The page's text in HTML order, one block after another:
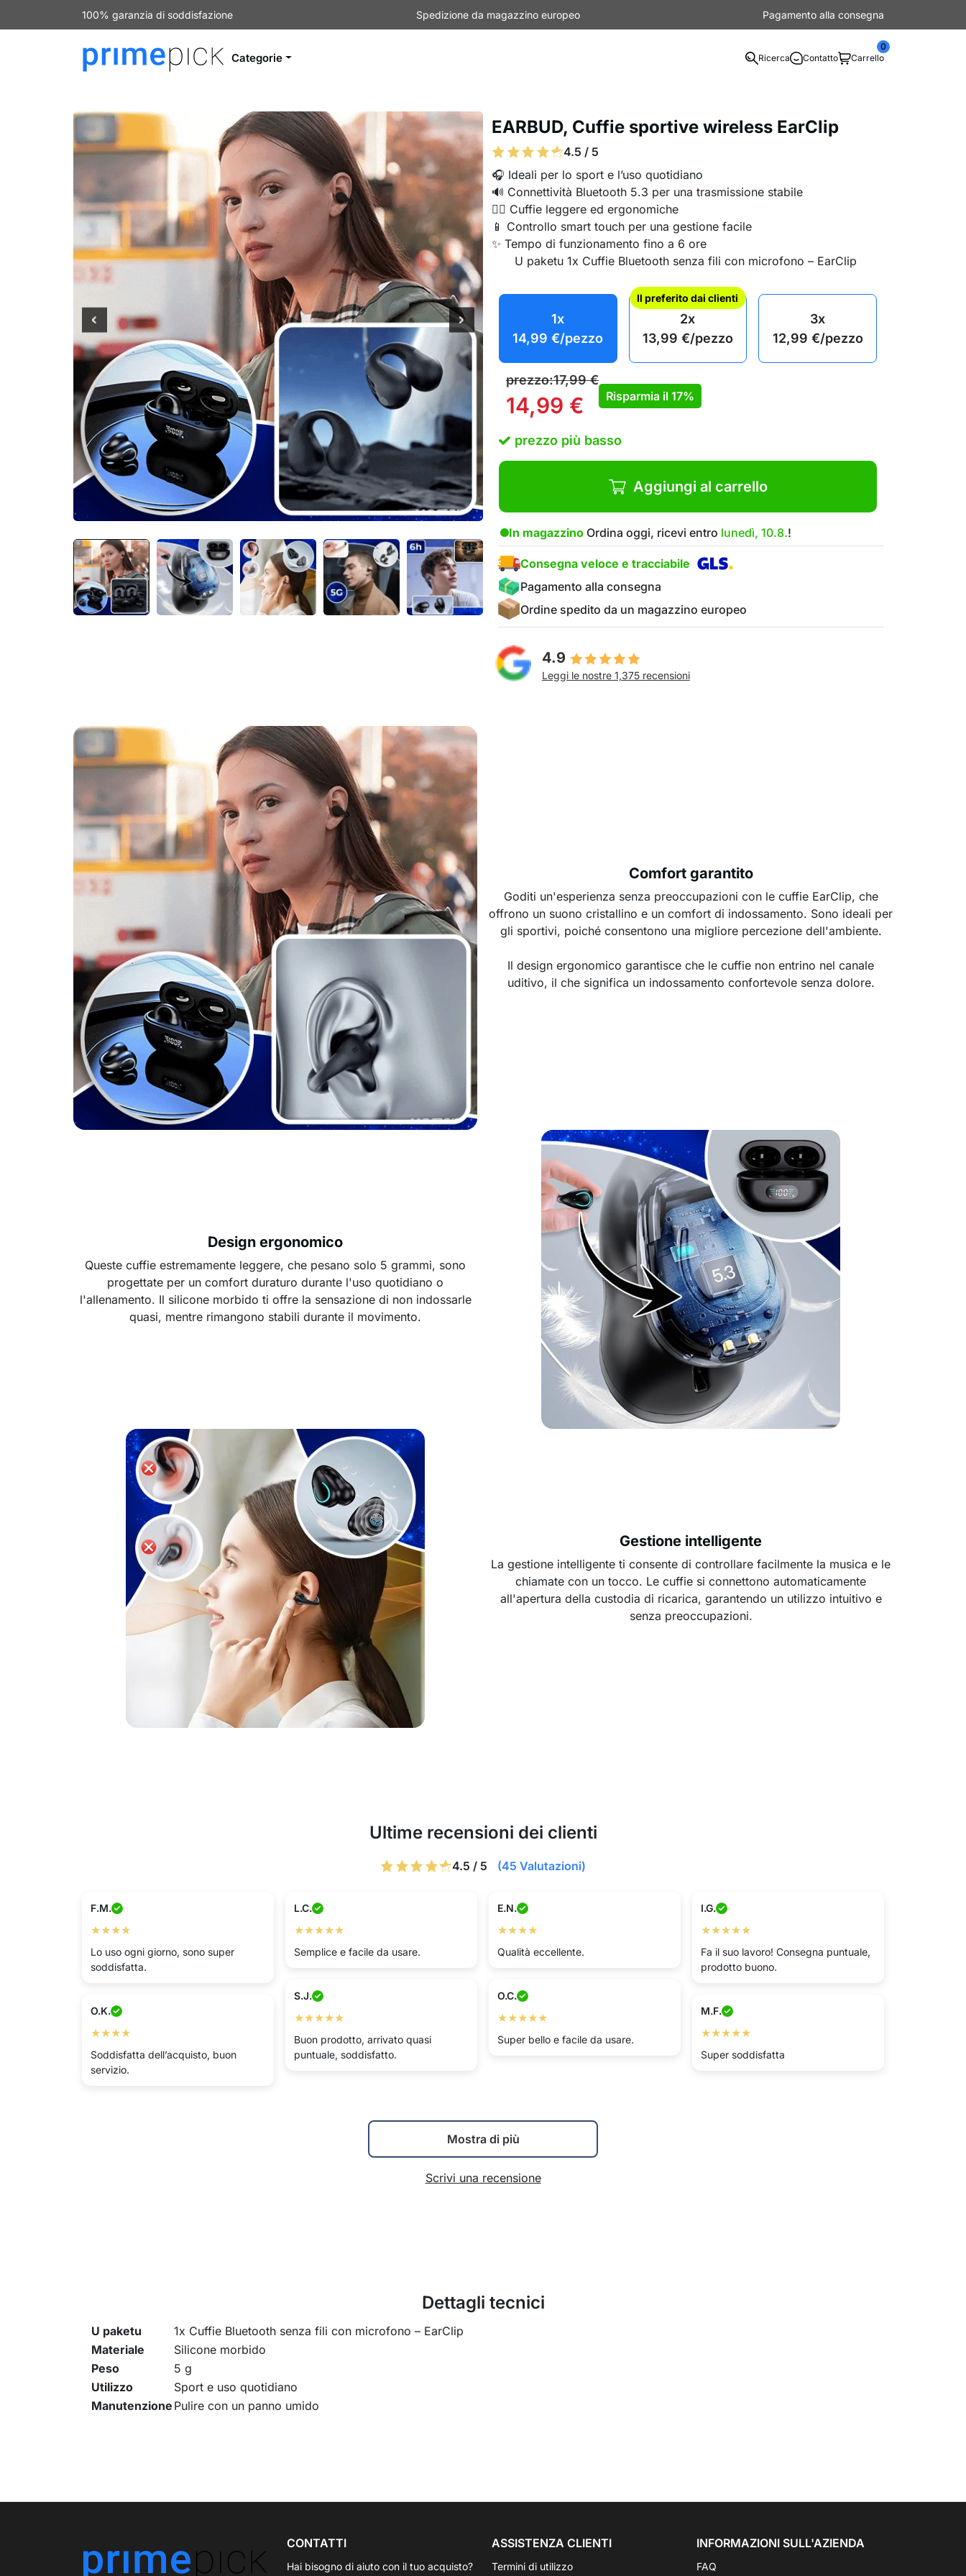
100% garanzia di soddisfazione Spedizione da magazzino europeo Pagamento alla consegna
Categorie Ricerca Contatto Carrello
0
EARBUD, Cuffie sportive wireless EarClip
4.5 / 5
🎧 Ideali per lo sport e l’uso quotidiano
🔊 Connettività Bluetooth 5.3 per una trasmissione stabile
🏃‍♂️ Cuffie leggere ed ergonomiche
📱 Controllo smart touch per una gestione facile
✨ Tempo di funzionamento fino a 6 ore
U paketu 1x Cuffie Bluetooth senza fili con microfono – EarClip
1x
14,99€/pezzo
Il preferito dai clienti
2x
13,99 €/pezzo
3x
12,99 €/pezzo
prezzo:17,99€
14,99 € Risparmia il 17%
prezzo più basso
Aggiungi al carrello
In magazzino Ordina oggi, ricevi entro lunedì, 10.8.!
Consegna veloce e tracciabile
Pagamento alla consegna
Ordine spedito da un magazzino europeo
4.9
Leggi le nostre 1,375 recensioni
Comfort garantito
Goditi un'esperienza senza preoccupazioni con le cuffie EarClip, che
offrono un suono cristallino e un comfort di indossamento. Sono ideali per
gli sportivi, poiché consentono una migliore percezione dell'ambiente.
Il design ergonomico garantisce che le cuffie non entrino nel canale
uditivo, il che significa un indossamento confortevole senza dolore.
Design ergonomico
Queste cuffie estremamente leggere, che pesano solo 5 grammi, sono
progettate per un comfort duraturo durante l'uso quotidiano o
l'allenamento. Il silicone morbido ti offre la sensazione di non indossarle
quasi, mentre rimangono stabili durante il movimento.
Gestione intelligente
La gestione intelligente ti consente di controllare facilmente la musica e le
chiamate con un tocco. Le cuffie si connettono automaticamente
all'apertura della custodia di ricarica, garantendo un utilizzo intuitivo e
senza preoccupazioni.
Ultime recensioni dei clienti
4.5 / 5 (45 Valutazioni)
F.M.
★★★★
Lo uso ogni giorno, sono super
soddisfatta.
L.C.
★★★★★
Semplice e facile da usare.
E.N.
★★★★
Qualità eccellente.
I.G.
★★★★★
Fa il suo lavoro! Consegna puntuale,
prodotto buono.
S.J.
★★★★★
Buon prodotto, arrivato quasi
puntuale, soddisfatto.
O.C.
★★★★★
Super bello e facile da usare.
O.K.
★★★★
Soddisfatta dell’acquisto, buon
servizio.
M.F.
★★★★★
Super soddisfatta
Mostra di più
Scrivi una recensione
Dettagli tecnici
U paketu
1x Cuffie Bluetooth senza fili con microfono – EarClip
Materiale
Silicone morbido
Peso
5 g
Utilizzo
Sport e uso quotidiano
Manutenzione Pulire con un panno umido
CONTATTI
Hai bisogno di aiuto con il tuo acquisto?
ASSISTENZA CLIENTI
Termini di utilizzo
INFORMAZIONI SULL'AZIENDA
FAQ